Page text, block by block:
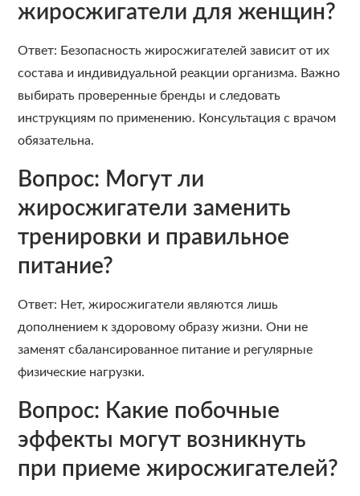
жиросжигатели для женщин?
Ответ: Безопасность жиросжигателей зависит от их
состава и индивидуальной реакции организма. Важно
выбирать проверенные бренды и следовать
инструкциям по применению. Консультация с врачом
обязательна.
Вопрос: Могут ли
жиросжигатели заменить
тренировки и правильное
питание?
Ответ: Нет, жиросжигатели являются лишь
дополнением к здоровому образу жизни. Они не
заменят сбалансированное питание и регулярные
физические нагрузки.
Вопрос: Какие побочные
эффекты могут возникнуть
при приеме жиросжигателей?